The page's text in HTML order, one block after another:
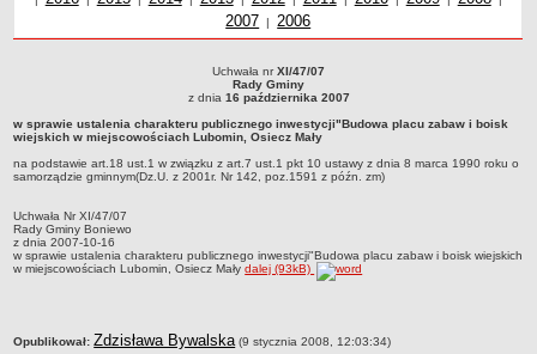
Plan ogólny Gminy Boniewo
Miejscowy Plan Zagospodarowania Przestrzennego wybranych
terenów Gminy Boniewo
System Informacji Przestrzennej e-mapa
ponowne wykorzystywanie
pomoc prawna
2007 | Uchwały z roku
2006
Uchwała nr XI/47/07Rady Gminyz dnia 16 października 2007w sprawie ustalenia
charakteru publicznego inwestycji&quot;Budowa placu zabaw i boisk wiejskich w
ust.1 pkt 10 ustawy z dnia 8 marca 1990 roku o samorządzie gminnym(Dz.U. z
2001r. Nr 142, poz.1591 z późn. zm)
Uchwała nrXI/47/07
Rady Gminy
z dnia 16 października 2007
w sprawie ustalenia charakteru publicznego inwestycji"Budowa placu zabaw i boisk
wiejskich w miejscowościach Lubomin, Osiecz Mały
na podstawie art.18 ust.1 w związku z art.7 ust.1 pkt 10 ustawy z dnia 8 marca 1990 roku o
samorządzie gminnym(Dz.U. z 2001r. Nr 142, poz.1591 z późn. zm)
Uchwała Nr XI/47/07
Rady Gminy Boniewo
z dnia 2007-10-16
w sprawie ustalenia charakteru publicznego inwestycji"Budowa placu zabaw i boisk wiejskich
w miejscowościach Lubomin, Osiecz Małydalej (93kB)
Opublikował: Zdzisława Bywalska (9 stycznia 2008, 12:03:34)